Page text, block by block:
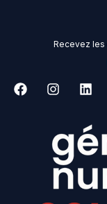
Recevez les